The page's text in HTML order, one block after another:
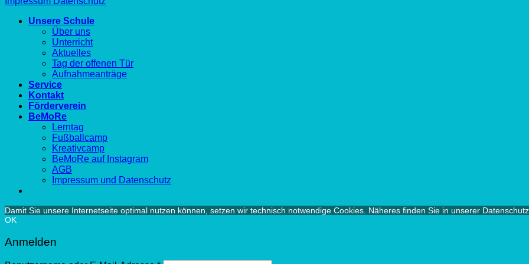
Unsere Schule
Über uns
Unterricht
Aktuelles
Tag der offenen Tür
Aufnahmeanträge
Service
Kontakt
Förderverein
BeMoRe
Lerntag
Fußballcamp
Kreativcamp
BeMoRe auf Instagram
AGB
Impressum und Datenschutz
Damit Sie unsere Internetseite optimal nutzen können, setzen wir technisch notwendige Cookies. Näheres finden Sie in unserer
OK
Anmelden